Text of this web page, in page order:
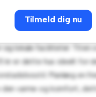
Tilmeld dig nu
til udendørs
giver et behageligt
familievenligt kvarter,
og lokale faciliteter. Til en
kr er dette hus ideelt for
Planlæg en
den varme og komfort,